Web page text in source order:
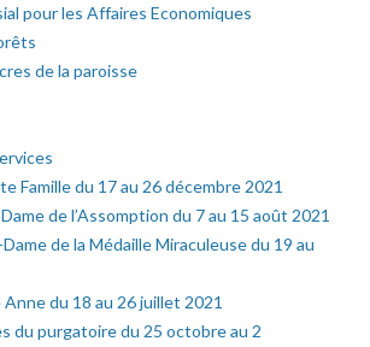
pour les Affaires Economiques
de la paroisse
Famille du 17 au 26 décembre 2021
de l’Assomption du 7 au 15 août 2021
de la Médaille Miraculeuse du 19 au
du 18 au 26 juillet 2021
du purgatoire du 25 octobre au 2